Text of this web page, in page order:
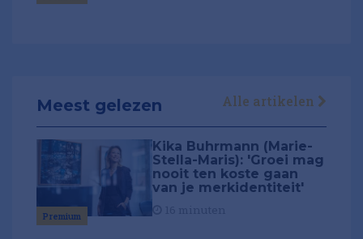
Meest gelezen Alle artikelen
Premium
Kika Buhrmann (Marie-
Stella-Maris): 'Groei mag
nooit ten koste gaan
van je merkidentiteit'